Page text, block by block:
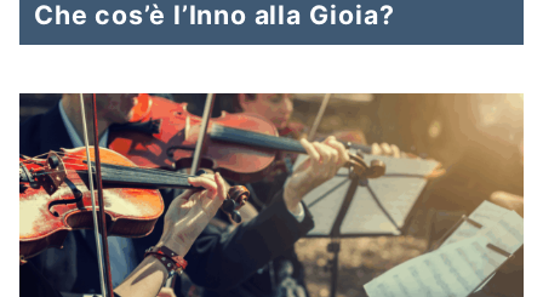
Che cos’è l’Inno alla Gioia?